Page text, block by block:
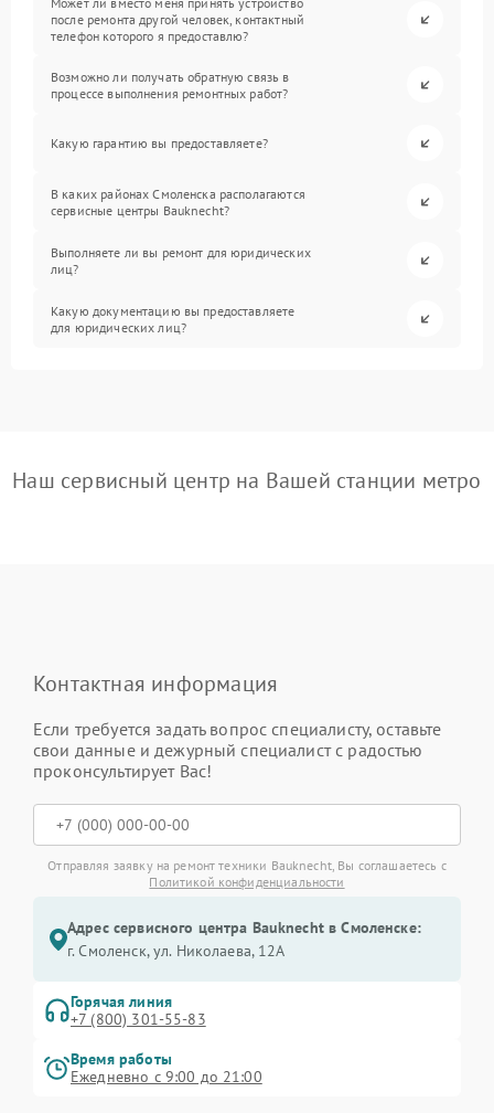
после ремонта другой человек, контактный
телефон которого я предоставлю?
Возможно ли получать обратную связь в
процессе выполнения ремонтных работ?
Какую гарантию вы предоставляете?
В каких районах Смоленска располагаются
сервисные центры Bauknecht?
Выполняете ли вы ремонт для юридических
лиц?
Какую документацию вы предоставляете
для юридических лиц?
Наш сервисный центр на Вашей станции метро
Контактная информация
Если требуется задать вопрос специалисту, оставьте
свои данные и дежурный специалист с радостью
проконсультирует Вас!
Отправляя заявку на ремонт техники Bauknecht, Вы соглашаетесь с
Политикой конфиденциальности
Адрес сервисного центра Bauknecht в Смоленске:
г. Смоленск, ул. Николаева, 12А
Горячая линия
+7 (800) 301-55-83
Время работы
Ежедневно с 9:00 до 21:00